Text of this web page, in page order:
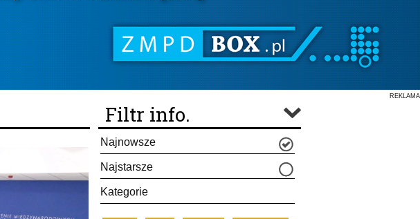
REKLAMA
Filtr info.
Najnowsze
Najstarsze
Kategorie